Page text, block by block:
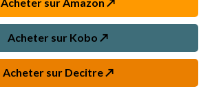
Acheter sur Kobo ↗️
Acheter sur Decitre ↗️